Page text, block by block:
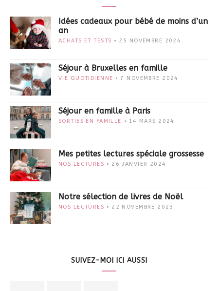
Idées cadeaux pour bébé de moins d’un
an
ACHATS ET TESTS 25 NOVEMBRE 2024
Séjour à Bruxelles en famille
VIE QUOTIDIENNE 7 NOVEMBRE 2024
Séjour en famille à Paris
SORTIES EN FAMILLE 14 MARS 2024
Mes petites lectures spéciale grossesse
NOS LECTURES 26 JANVIER 2024
Notre sélection de livres de Noël
NOS LECTURES 22 NOVEMBRE 2023
SUIVEZ-MOI ICI AUSSI